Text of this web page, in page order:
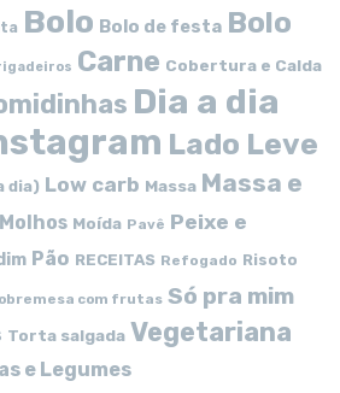
Bolo Bolo de festa Bolo
Carne Cobertura e Calda
Dia a dia
Lado Leve
dia) Low carb Massa Massa e
Molhos Moída Pavê Peixe e
Pão RECEITAS Refogado Risoto
com frutas Só pra mim
Torta salgada Vegetariana
e Legumes